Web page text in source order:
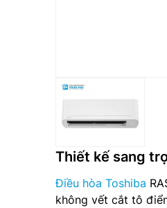
Thiết kế sang
Điều hòa Toshiba
không vết cắt tô